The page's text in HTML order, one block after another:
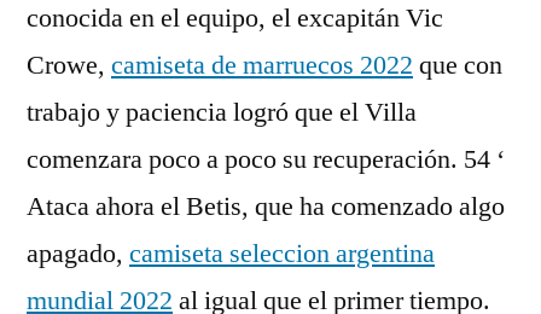
conocida en el equipo, el excapitán Vic
Crowe, camiseta de marruecos 2022 que con
trabajo y paciencia logró que el Villa
comenzara poco a poco su recuperación. 54 ‘
Ataca ahora el Betis, que ha comenzado algo
apagado, camiseta seleccion argentina
mundial 2022 al igual que el primer tiempo.